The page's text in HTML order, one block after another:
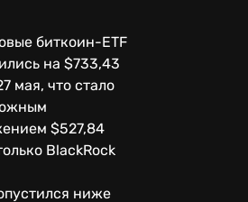
биткоин-ETF
на $733,43
мая, что стало
$527,84
BlackRock
ниже